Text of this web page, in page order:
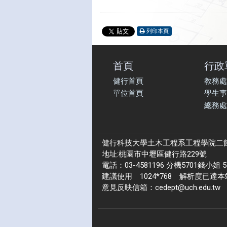
列印本頁
首頁
健行首頁
單位首頁
行
教務處
學生
總務處
健行科技大學土木工程系工程學院二
地址:桃園市中壢區健行路229號
電話：03-4581196 分機5701錢小姐
建議使用 1024*768 解析度已達本
意見反映信箱：cedept@uch.edu.tw